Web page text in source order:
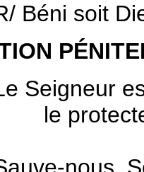
Dieu,
est la
et